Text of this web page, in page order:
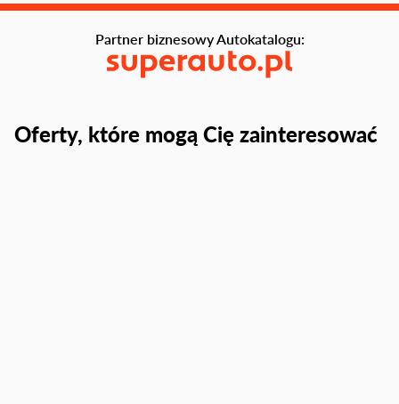
Oferty, które mogą Cię zainteresować
Partner biznesowy Autokatalogu: